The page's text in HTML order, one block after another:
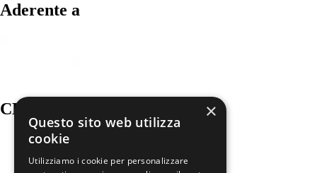
Aderente a
CERTIFICAZIONI ×
Questo sito web utilizza
cookie
Utilizziamo i cookie per personalizzare